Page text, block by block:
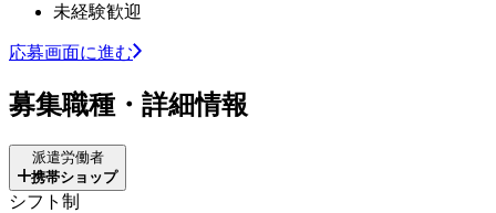
未経験歓迎
応募画面に進む
募集職種・詳細情報
派遣労働者
携帯ショップ
シフト制